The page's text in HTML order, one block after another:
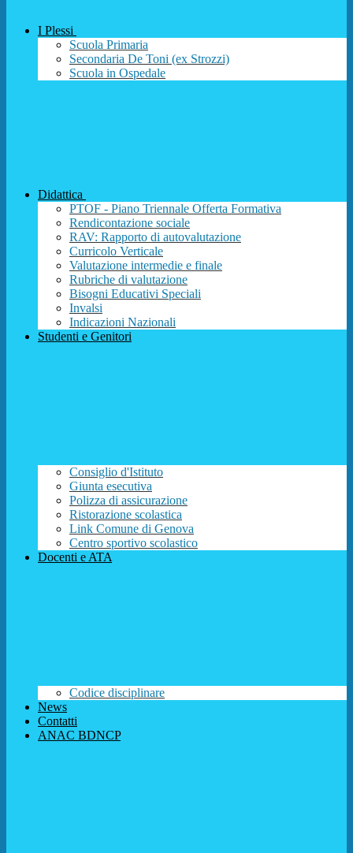
I Plessi
Scuola Primaria
Secondaria De Toni (ex Strozzi)
Scuola in Ospedale
Didattica
PTOF - Piano Triennale Offerta Formativa
Rendicontazione sociale
RAV: Rapporto di autovalutazione
Curricolo Verticale
Valutazione intermedie e finale
Rubriche di valutazione
Bisogni Educativi Speciali
Invalsi
Indicazioni Nazionali
Studenti e Genitori
Consiglio d'Istituto
Giunta esecutiva
Polizza di assicurazione
Ristorazione scolastica
Link Comune di Genova
Centro sportivo scolastico
Docenti e ATA
Codice disciplinare
News
Contatti
ANAC BDNCP